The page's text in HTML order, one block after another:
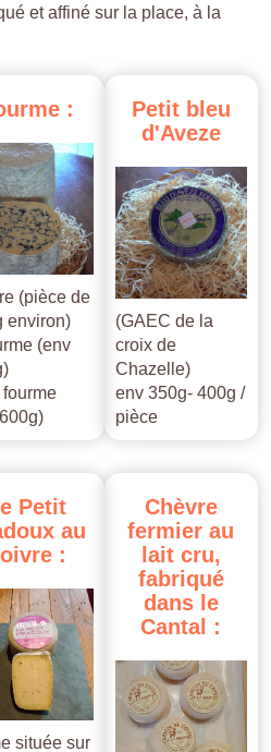
et affiné sur la place, à la
:
(pièce de
environ)
(env
Petit bleu
d'Aveze
(GAEC de la
croix de
Chazelle)
env 350g- 400g /
pièce
Petit
au
:
située sur
Chèvre
fermier au
lait cru,
fabriqué
dans le
Cantal :